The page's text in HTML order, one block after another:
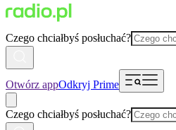
Czego chciałbyś posłuchać?
Otwórz appOdkryj Prime
Czego chciałbyś posłuchać?